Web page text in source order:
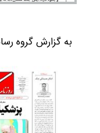
به گزارش گروه